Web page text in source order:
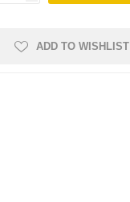
ADD TO WISHLIST